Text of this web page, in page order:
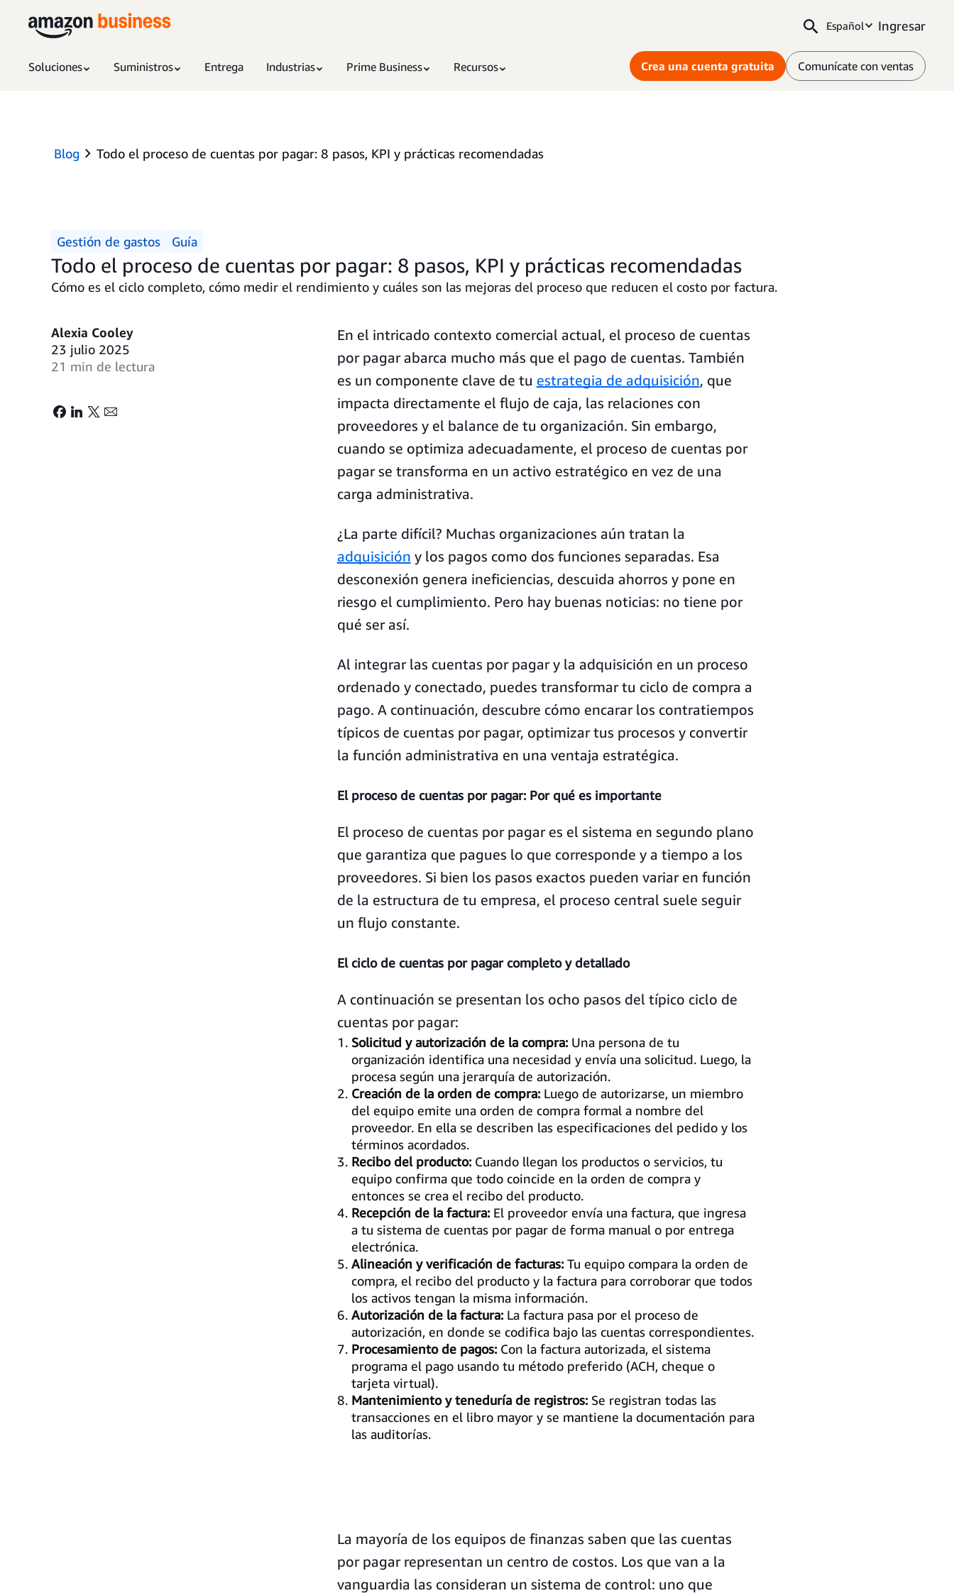
Español Ingresar
Soluciones Suministros Entrega Industrias Prime Business Recursos Crea una cuenta gratuita Comunícate con ventas
Blog Todo el proceso de cuentas por pagar: 8 pasos, KPI y prácticas recomendadas
Gestión de gastos Guía
Todo el proceso de cuentas por pagar: 8 pasos, KPI y prácticas recomendadas
Cómo es el ciclo completo, cómo medir el rendimiento y cuáles son las mejoras del proceso que reducen el costo por factura.
Alexia Cooley
23 julio 2025
21 min de lectura
En el intricado contexto comercial actual, el proceso de cuentas
por pagar abarca mucho más que el pago de cuentas. También
es un componente clave de tu estrategia de adquisición, que
impacta directamente el flujo de caja, las relaciones con
proveedores y el balance de tu organización. Sin embargo,
cuando se optimiza adecuadamente, el proceso de cuentas por
pagar se transforma en un activo estratégico en vez de una
carga administrativa.
¿La parte difícil? Muchas organizaciones aún tratan la
adquisición y los pagos como dos funciones separadas. Esa
desconexión genera ineficiencias, descuida ahorros y pone en
riesgo el cumplimiento. Pero hay buenas noticias: no tiene por
qué ser así.
Al integrar las cuentas por pagar y la adquisición en un proceso
ordenado y conectado, puedes transformar tu ciclo de compra a
pago. A continuación, descubre cómo encarar los contratiempos
típicos de cuentas por pagar, optimizar tus procesos y convertir
la función administrativa en una ventaja estratégica.
El proceso de cuentas por pagar: Por qué es importante
El proceso de cuentas por pagar es el sistema en segundo plano
que garantiza que pagues lo que corresponde y a tiempo a los
proveedores. Si bien los pasos exactos pueden variar en función
de la estructura de tu empresa, el proceso central suele seguir
un flujo constante.
El ciclo de cuentas por pagar completo y detallado
A continuación se presentan los ocho pasos del típico ciclo de
cuentas por pagar:
Solicitud y autorización de la compra:Una persona de tu
organización identifica una necesidad y envía una solicitud. Luego, la
procesa según una jerarquía de autorización.
Creación de la orden de compra:Luego de autorizarse, un miembro
del equipo emite una orden de compra formal a nombre del
proveedor. En ella se describen las especificaciones del pedido y los
términos acordados.
Recibo del producto:Cuando llegan los productos o servicios, tu
equipo confirma que todo coincide en la orden de compra y
entonces se crea el recibo del producto.
Recepción de la factura:El proveedor envía una factura, que ingresa
a tu sistema de cuentas por pagar de forma manual o por entrega
electrónica.
Alineación y verificación de facturas:Tu equipo compara la orden de
compra, el recibo del producto y la factura para corroborar que todos
los activos tengan la misma información.
Autorización de la factura:La factura pasa por el proceso de
autorización, en donde se codifica bajo las cuentas correspondientes.
Procesamiento de pagos:Con la factura autorizada, el sistema
programa el pago usando tu método preferido (ACH, cheque o
tarjeta virtual).
Mantenimiento y teneduría de registros:Se registran todas las
transacciones en el libro mayor y se mantiene la documentación para
las auditorías.
La mayoría de los equipos de finanzas saben que las cuentas
por pagar representan un centro de costos. Los que van a la
vanguardia las consideran un sistema de control: uno que